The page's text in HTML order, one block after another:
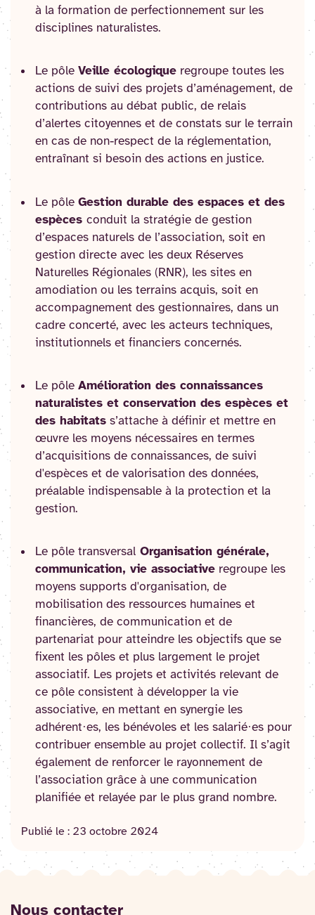
à la formation de perfectionnement sur les
disciplines naturalistes.
Le pôle Veille écologiqueregroupe toutes les
actions de suivi des projets d’aménagement, de
contributions au débat public, de relais
d’alertes citoyennes et de constats sur le terrain
en cas de non-respect de la réglementation,
entraînant si besoin des actions en justice.
Le pôle Gestion durable des espaces et des
espèces conduit la stratégie de gestion
d’espaces naturels de l’association, soit en
gestion directe avec les deux Réserves
Naturelles Régionales (RNR), les sites en
amodiation ou les terrains acquis, soit en
accompagnement des gestionnaires, dans un
cadre concerté, avec les acteurs techniques,
institutionnels et financiers concernés.
Le pôle Amélioration des connaissances
naturalistes et conservation des espèces et
des habitatss’attache à définir et mettre en
œuvre les moyens nécessaires en termes
d’acquisitions de connaissances, de suivi
d'espèces et de valorisation des données,
préalable indispensable à la protection et la
gestion.
Le pôle transversalOrganisation générale,
communication, vie associativeregroupe les
moyens supports d'organisation, de
mobilisation des ressources humaines et
financières, de communication et de
partenariat pour atteindre les objectifs que se
fixent les pôles et plus largement le projet
associatif. Les projets et activités relevant de
ce pôle consistent à développer la vie
associative, en mettant en synergie les
adhérent·es, les bénévoles et les salarié·es pour
contribuer ensemble au projet collectif. Il s’agit
également de renforcer le rayonnement de
l’association grâce à une communication
planifiée et relayée par le plus grand nombre.
Publié le : 23 octobre 2024
Nous contacter